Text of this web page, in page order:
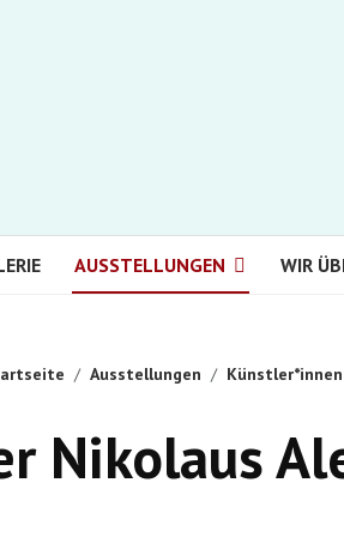
AUSSTELLUNGEN WIR
Ausstellungen Künstler*innen
Nikolaus